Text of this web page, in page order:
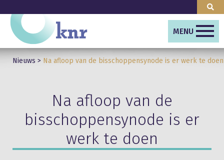
MENU
Nieuws > Na afloop van de bisschoppensynode is er werk te doen
Na afloop van de
bisschoppensynode is er
werk te doen